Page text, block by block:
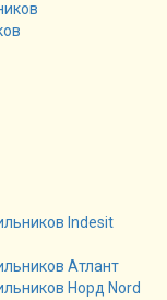
Indesit
Атлант
Норд Nord